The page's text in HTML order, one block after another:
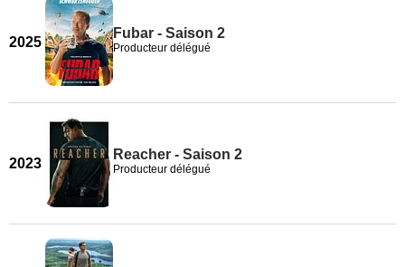
2025
Fubar - Saison 2
Producteur délégué
2023
Reacher - Saison 2
Producteur délégué